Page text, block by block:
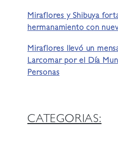
Miraflores y Shibuya
hermanamiento con
Miraflores llevó un
Larcomar por el Día
Personas
CATEGORIAS: